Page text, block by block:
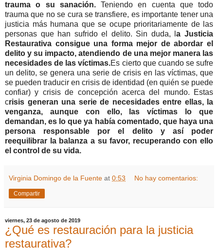
trauma o su sanación.Teniendo en cuenta que todo
trauma que no se cura se transfiere, es importante tener una
justicia más humana que se ocupe prioritariamente de las
personas que han sufrido el delito. Sin duda, la Justicia
Restaurativa consigue una forma mejor de abordar el
delito y su impacto, atendiendo de una mejor manera las
necesidades de las víctimas.Es cierto que cuando se sufre
un delito, se genera una serie de crisis en las víctimas, que
se pueden traducir en crisis de identidad (en quién se puede
confiar) y crisis de concepción acerca del mundo. Estas
crisis generan una serie de necesidades entre ellas, la
venganza, aunque con ello, las víctimas lo que
demandan, es lo que ya había comentado, que haya una
persona responsable por el delito y así poder
reequilibrar la balanza a su favor, recuperando con ello
el control de su vida.
Virginia Domingo de la Fuente at 0:53 No hay comentarios:
Compartir
viernes, 23 de agosto de 2019
¿Qué es restauración para la justicia
restaurativa?